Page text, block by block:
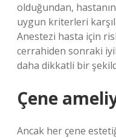
olduğundan,
uygun kriterleri
Anestezi hasta için
cerrahiden sonraki
daha dikkatli bir
Çene
Ancak her çene